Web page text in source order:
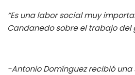
“Es una labor social muy
Candanedo sobre el trabajo del
-Antonio Domínguez recibió una